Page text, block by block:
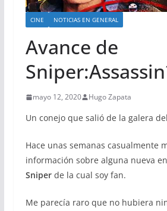
CINE NOTICIAS EN GENERAL
Avance de
mayo 12, 2020 Hugo Zapata
Un conejo que salió de la galera
Hace unas semanas casualmente
información sobre alguna nueva
Sniperde la cual soy fan.
Me parecía raro que no hubiera